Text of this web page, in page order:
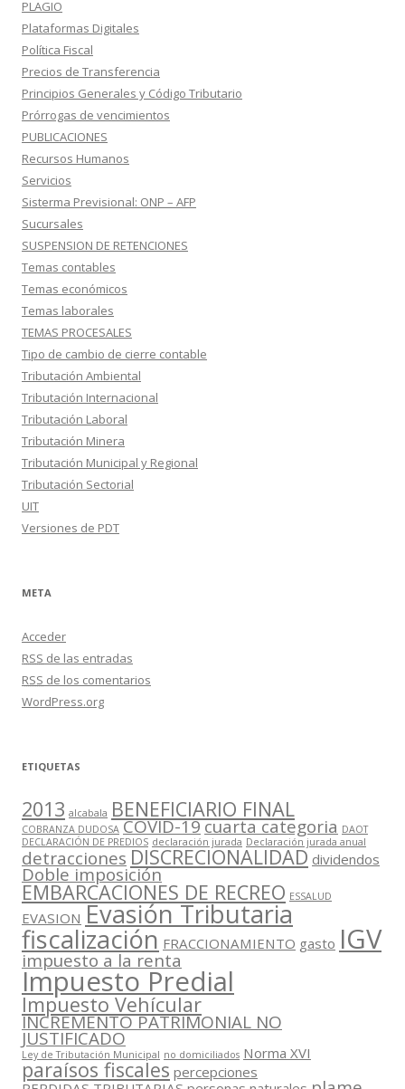
PLAGIO
Plataformas Digitales
Política Fiscal
Precios de Transferencia
Principios Generales y Código Tributario
Prórrogas de vencimientos
PUBLICACIONES
Recursos Humanos
Servicios
Sisterma Previsional: ONP – AFP
Sucursales
SUSPENSION DE RETENCIONES
Temas contables
Temas económicos
Temas laborales
TEMAS PROCESALES
Tipo de cambio de cierre contable
Tributación Ambiental
Tributación Internacional
Tributación Laboral
Tributación Minera
Tributación Municipal y Regional
Tributación Sectorial
UIT
Versiones de PDT
META
Acceder
RSS de las entradas
RSS de los comentarios
WordPress.org
ETIQUETAS
2013 alcabala BENEFICIARIO FINAL
COBRANZA DUDOSA COVID-19cuarta categoria DAOT
DECLARACIÓN DE PREDIOS declaración jurada Declaración jurada anual
detracciones DISCRECIONALIDAD dividendos
Doble imposición
EMBARCACIONES DE RECREO ESSALUD
EVASION Evasión Tributaria
fiscalización FRACCIONAMIENTO gasto IGV
impuesto a la renta
Impuesto Predial
Impuesto Vehícular
INCREMENTO PATRIMONIAL NO
JUSTIFICADO
Ley de Tributación Municipal no domiciliados Norma XVI
paraísos fiscales percepciones